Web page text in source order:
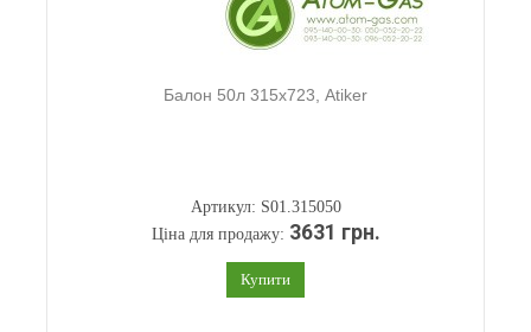
Балон 50л 315х723, Atiker
Артикул: S01.315050
Ціна для продажу: 3631 грн.
Купити